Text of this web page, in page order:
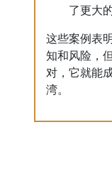
了更大
这些案例表
知和风险，
对，它就能
湾。